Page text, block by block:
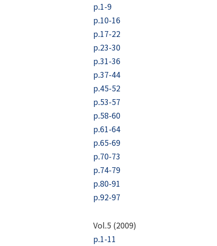
p.1-9
p.10-16
p.17-22
p.23-30
p.31-36
p.37-44
p.45-52
p.53-57
p.58-60
p.61-64
p.65-69
p.70-73
p.74-79
p.80-91
p.92-97
Vol.5 (2009)
p.1-11